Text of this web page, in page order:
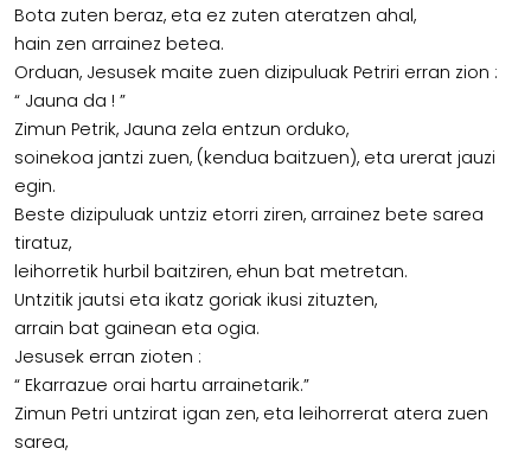
Bota zuten beraz, eta ez zuten ateratzen ahal,
hain zen arrainez betea.
Orduan, Jesusek maite zuen dizipuluak Petriri erran zion :
“ Jauna da ! ”
Zimun Petrik, Jauna zela entzun orduko,
soinekoa jantzi zuen, (kendua baitzuen), eta urerat jauzi
egin.
Beste dizipuluak untziz etorri ziren, arrainez bete sarea
tiratuz,
leihorretik hurbil baitziren, ehun bat metretan.
Untzitik jautsi eta ikatz goriak ikusi zituzten,
arrain bat gainean eta ogia.
Jesusek erran zioten :
“ Ekarrazue orai hartu arrainetarik.”
Zimun Petri untzirat igan zen, eta leihorrerat atera zuen
sarea,